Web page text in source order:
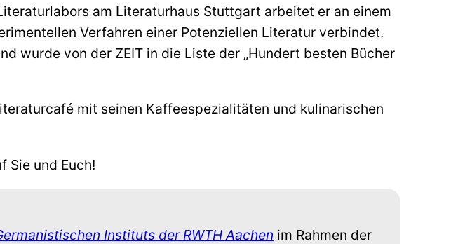
am Literaturhaus Stuttgart arbeitet er an einem
Verfahren einer Potenziellen Literatur verbindet.
wurde von der ZEIT in die Liste der „Hundert besten Bücher
mit seinen Kaffeespezialitäten und kulinarischen
Sie und Euch!
Instituts der RWTH Aachen im Rahmen der